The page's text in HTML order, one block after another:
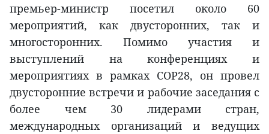
премьер-министр посетил около 60
мероприятий, как двусторонних, так и
многосторонних. Помимо участия и
выступлений на конференциях и
мероприятиях в рамках COP28, он провел
двусторонние встречи и рабочие заседания с
более чем 30 лидерами стран,
международных организаций и ведущих